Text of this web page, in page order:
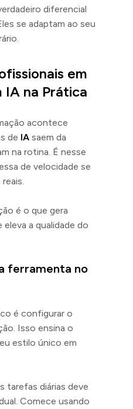
diferencial
se adaptam ao seu
em
IA na Prática
acontece
de IA saem da
na rotina. É nesse
de velocidade se
é o que gera
eleva a qualidade do
ferramenta no
é configurar o
Isso ensina o
estilo único em
tarefas diárias deve
Comece usando